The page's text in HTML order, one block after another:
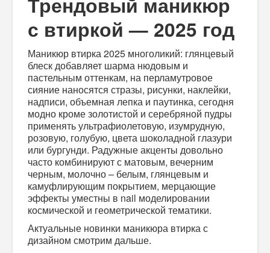
с втиркой — 2025 год
Маникюр втирка 2025 многоликий: глянцевый
блеск добавляет шарма нюдовым и
пастельным оттенкам, на перламутровое
сияние наносятся стразы, рисунки, наклейки,
надписи, объемная лепка и паутинка, сегодня
модно кроме золотистой и серебряной пудры
применять ультрафиолетовую, изумрудную,
розовую, голубую, цвета шоколадной глазури
или бургунди. Радужные акценты довольно
часто комбинируют с матовым, вечерним
черным, молочно – белым, глянцевым и
камуфлирующим покрытием, мерцающие
эффекты уместны в nail моделировании
космической и геометрической тематики.
Актуальные новинки маникюра втирка с
дизайном смотрим дальше.